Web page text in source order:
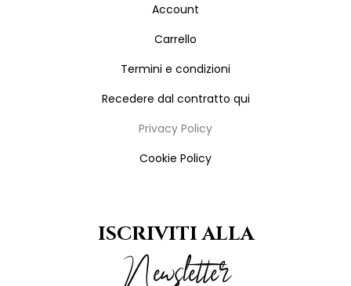
Account
Carrello
Termini e condizioni
Recedere dal contratto qui
Privacy Policy
Cookie Policy
ISCRIVITI ALLA
Newsletter